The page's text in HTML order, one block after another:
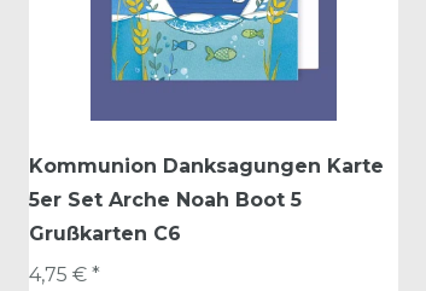
Kommunion Danksagungen Karte
5er Set Arche Noah Boot 5
Grußkarten C6
4,75 € *